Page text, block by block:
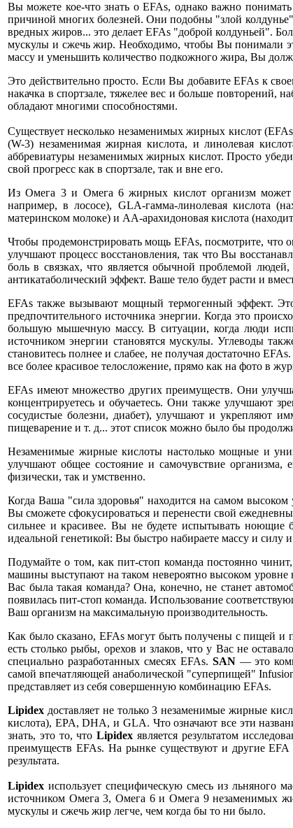
Вы можете кое-что знать о EFAs, однако важно
причиной многих болезней. Они подобны "злой
вредных жиров... это делает EFAs "доброй колдуньей".
мускулы и сжечь жир. Необходимо, чтобы Вы понимали
массу и уменьшить количество подкожного жира, Вы
Это действительно просто. Если Вы добавите EFAs к
накачка в спортзале, тяжелее вес и больше
обладают многими способностями.
Существует несколько незаменимых жирных кислот
(W-3) незаменимая жирная кислота, и линолевая
аббревиатуры незаменимых жирных кислот. Просто
свой прогресс как в спортзале, так и вне его.
Из Омега 3 и Омега 6 жирных кислот организм может
например, в лососе), GLA-гамма-линолевая кислота
материнском молоке) и AA-арахидоновая кислота
Чтобы продемонстрировать мощь EFAs, посмотрите, что
улучшают процесс восстановления, так что Вы
боль в связках, что является обычной проблемой
антикатаболический эффект. Ваше тело будет расти и
EFAs также вызывают мощный термогенный эффект.
предпочтительного источника энергии. Когда это
большую мышечную массу. В ситуации, когда люди
источником энергии становятся мускулы. Углеводы
становитесь полнее и слабее, не получая достаточно
все более красивое телосложение, прямо как на фото в
EFAs имеют множество других преимуществ. Они
концентрируетесь и обучаетесь. Они также улучшают
сосудистые болезни, диабет), улучшают и укрепляют
пищеварение и т. д... этот список можно было бы
Незаменимые жирные кислоты настолько мощные и
улучшают общее состояние и самочувствие
физически, так и умственно.
Когда Ваша "сила здоровья" находится на самом
Вы сможете сфокусироваться и перенести свой
сильнее и красивее. Вы не будете испытывать ноющие
идеальной генетикой: Вы быстро набираете массу и силу
Подумайте о том, как пит-стоп команда постоянно
машины выступают на таком невероятно высоком
Вас была такая команда? Она, конечно, не станет
появилась пит-стоп команда. Использование
Ваш организм на максимальную производительность.
Как было сказано, EFAs могут быть получены с пищей
есть столько рыбы, орехов и злаков, что у Вас не
специально разработанных смесях EFAs. SAN— это
самой впечатляющей анаболической "суперпищей"
представляет из себя совершенную комбинацию EFAs.
Lipidex доставляет не только 3 незаменимые жирные
кислота), EPA, DHA, и GLA. Что означают все эти
знать, это то, чтоLipidex является результатом
преимуществ EFAs. На рынке существуют и другие
результата.
Lipidex использует специфическую смесь из льняного
источником Омега 3, Омега 6 и Омега 9 незаменимых
мускулы и сжечь жир легче, чем когда бы то ни было.